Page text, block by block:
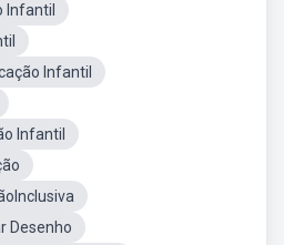
Infantil
Infantil
Infantil
Desenho